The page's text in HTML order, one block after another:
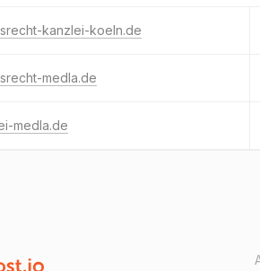
kanzlei-koeln.de
medla.de
medla.de